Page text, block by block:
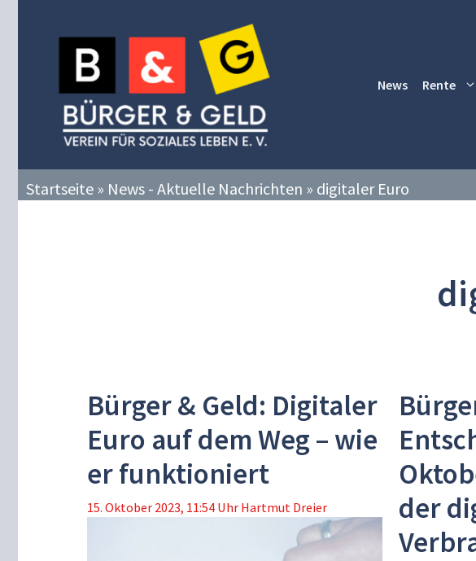
News Rente
Startseite » News - Aktuelle Nachrichten » digitaler Euro
Bürger & Geld: Digitaler
Euro auf dem Weg – wie
er funktioniert
15. Oktober 2023, 11:54 Uhr Hartmut Dreier
der